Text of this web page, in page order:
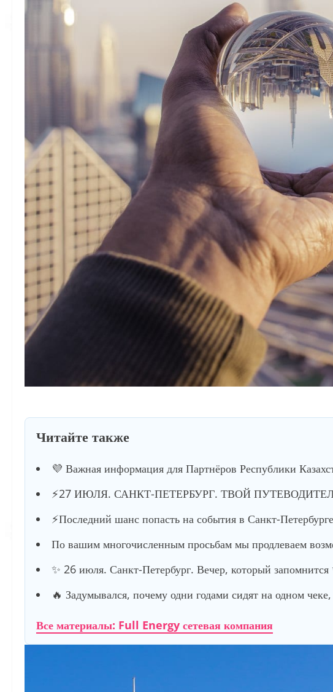
Читайте также
💜 Важная информация для Партнёров Республики
⚡️27 ИЮЛЯ. САНКТ-ПЕТЕРБУРГ. ТВОЙ
⚡️Последний шанс попасть на события в Санкт-
По вашим многочисленным просьбам мы продлеваем
✨ 26 июля. Санкт-Петербург. Вечер, который запомнится
🔥 Задумывался, почему одни годами сидят на одном
Все материалы: Full Energy сетевая компания